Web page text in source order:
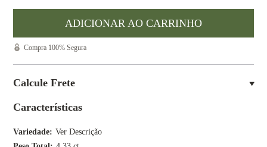
Características
Variedade
Ver Descrição
Compra 100% Segura
Calcule Frete